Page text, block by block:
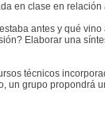
en clase en
antes y qué
Elaborar una
técnicos
grupo